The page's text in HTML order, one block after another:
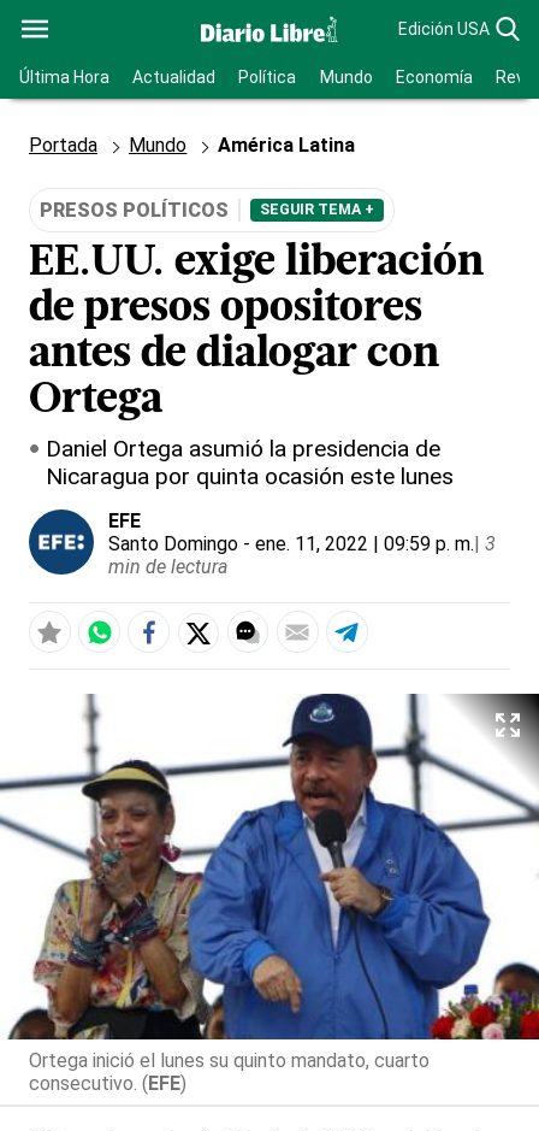
Edición USA
Última Hora Actualidad Política Mundo Economía
Portada Mundo América Latina
PRESOS POLÍTICOS SEGUIR TEMA +
EE.UU. exige liberación
de presos opositores
antes de dialogar con
Ortega
Daniel Ortega asumió la presidencia de
Nicaragua por quinta ocasión este lunes
EFE
Santo Domingo - ene. 11, 2022 | 09:59 p. m.| 3
min de lectura
Ortega inició el lunes su quinto mandato, cuarto
consecutivo. (EFE)